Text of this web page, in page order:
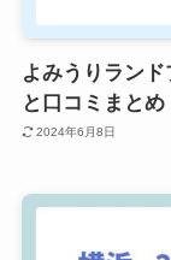
よみうりラン
と口コミまとめ
2024年6月8日